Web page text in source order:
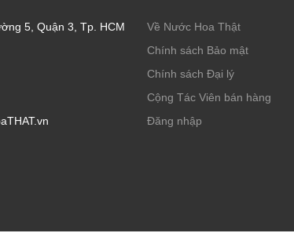
5, Quận 3, Tp. HCM
Về Nước Hoa Thật
Chính sách Bảo mật
Chính sách Đại lý
Cộng Tác Viên bán hàng
Đăng nhập